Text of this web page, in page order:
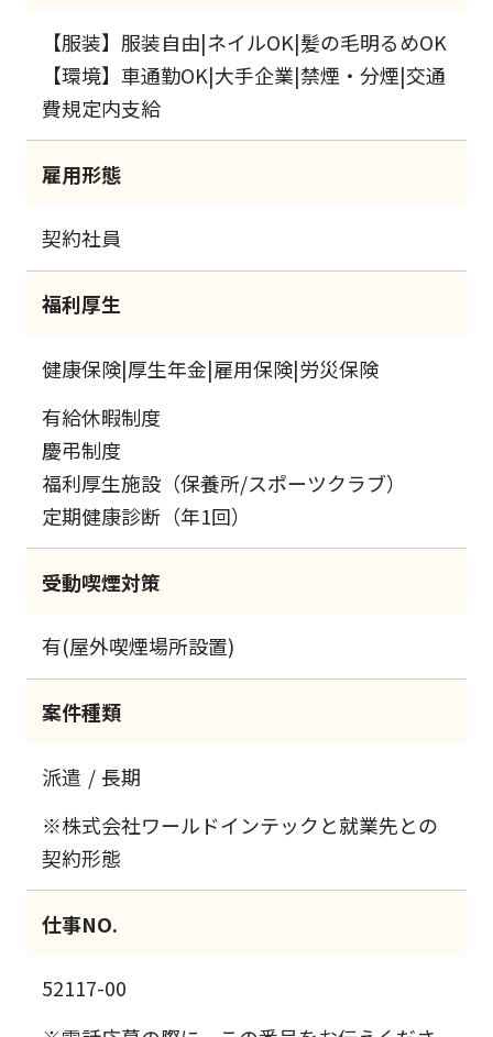
【服装】服装自由|ネイルOK|髪の毛明るめOK
【環境】車通勤OK|大手企業|禁煙・分煙|交通
費規定内支給
雇用形態
契約社員
福利厚生
健康保険|厚生年金|雇用保険|労災保険
有給休暇制度
慶弔制度
福利厚生施設（保養所/スポーツクラブ）
定期健康診断（年1回）
受動喫煙対策
有(屋外喫煙場所設置)
案件種類
派遣
長期
※株式会社ワールドインテックと就業先との
契約形態
仕事NO.
52117-00